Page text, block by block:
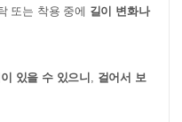
또는 착용 중에 길이 변화나
있을 수 있으니
걸어서 보